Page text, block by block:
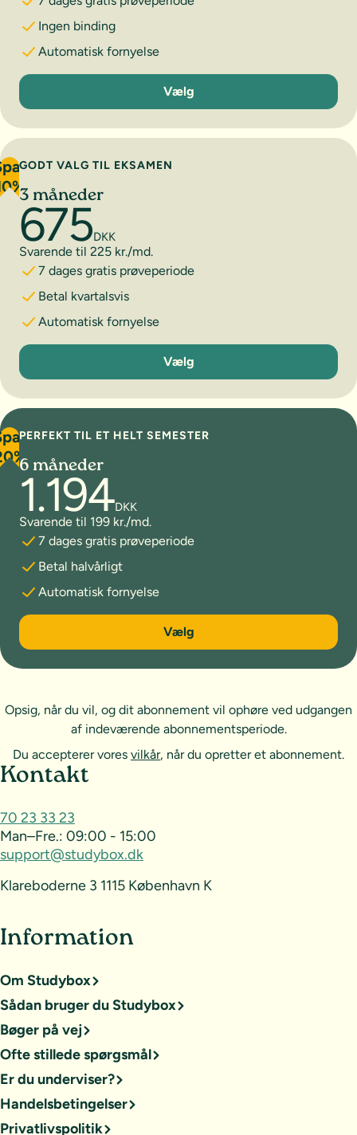
Ingen binding
Automatisk fornyelse
1 måned
Vælg
GODT VALG TIL EKSAMEN
3 måneder
675DKK
Svarende til 225 kr./md.
7 dages gratis prøveperiode
Betal kvartalsvis
Automatisk fornyelse
3 måneder
Vælg
PERFEKT TIL ET HELT SEMESTER
6 måneder
1.194DKK
Svarende til 199 kr./md.
7 dages gratis prøveperiode
Betal halvårligt
Automatisk fornyelse
6 måneder
Vælg
Opsig, når du vil, og dit abonnement vil ophøre ved udgangen
af indeværende abonnementsperiode.
Du accepterer vores vilkår, når du opretter et abonnement.
Sideoversigt og kontakt
Kontakt
70 23 33 23
Man–Fre.: 09:00 - 15:00
support@studybox.dk
Klareboderne 3 1115 København K
Information
Om Studybox
Sådan bruger du Studybox
Bøger på vej
Ofte stillede spørgsmål
Er du underviser?
Handelsbetingelser
Privatlivspolitik